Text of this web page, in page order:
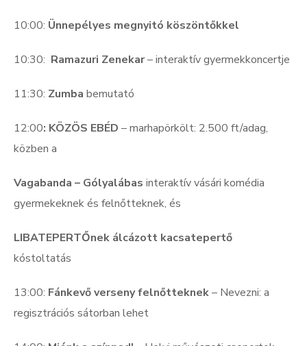
10:00: Ünnepélyes megnyitó köszöntőkkel
10:30: Ramazuri Zenekar– interaktív gyermekkoncertje
11:30: Zumba bemutató
12:00: KÖZÖS EBÉD – marhapörkölt: 2.500 ft/adag,
közben a
Vagabanda – Gólyalábas interaktív vásári komédia
gyermekeknek és felnőtteknek, és
LIBATEPERTŐnek álcázott kacsatepertő
kóstoltatás
13:00: Fánkevő verseny felnőtteknek– Nevezni: a
regisztrációs sátorban lehet